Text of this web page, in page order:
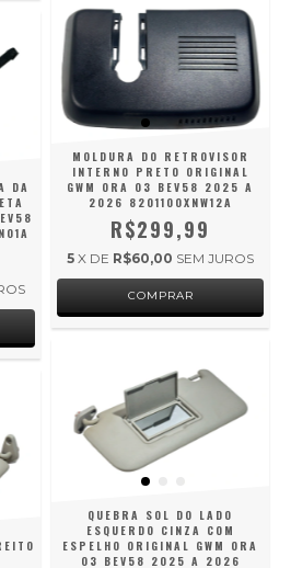
DA
MOLDURA DO RETROVISOR
INTERNO PRETO ORIGINAL
GWM ORA 03 BEV58 2025 A
2026 8201100XNW12A
R$299,99
5 X DE R$60,00 SEM JUROS
QUEBRA SOL DO LADO
ESQUERDO CINZA COM
ESPELHO ORIGINAL GWM ORA
03 BEV58 2025 A 2026